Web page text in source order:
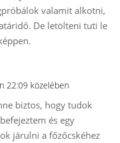
valamit alkotni,
De letölteni tuti le
22:09 közelében
biztos, hogy tudok
és egy
járulni a főzőcskéhez